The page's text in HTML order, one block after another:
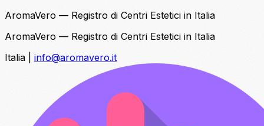
AromaVero — Registro di Centri Estetici in Italia
AromaVero — Registro di Centri Estetici in Italia
Italia
info@aromavero.it